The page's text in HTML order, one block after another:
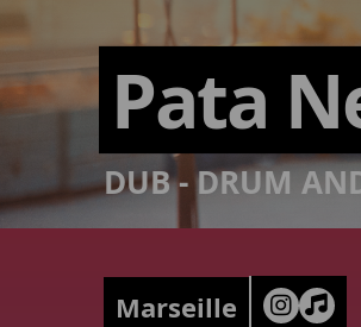
Pata
DUB - DRUM
Marseille